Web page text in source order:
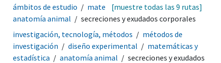
ámbitos de estudio
matemáticas y estadística
anatomía animal
secreciones y exudados corporales
[muestre todas las 9 rutas]
investigación, tecnología, métodos
métodos de
investigación
diseño experimental
matemáticas y
estadística
anatomía animal
secreciones y exudados